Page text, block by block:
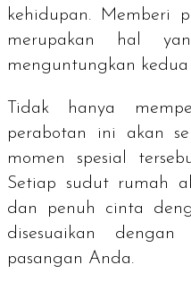
kehidupan. Memberi
merupakan hal
menguntungkan
Tidak hanya
perabotan ini akan
momen spesial
Setiap sudut rumah
dan penuh cinta
disesuaikan
pasangan Anda.